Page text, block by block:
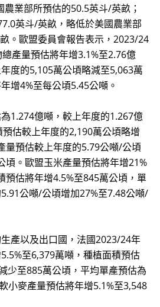
業部所預估的50.5英斗/英畝；
英斗/英畝，略低於美國農業部
。歐盟委員會報告表示，2023/24
產量預估將年增3.1%至2.76億
度的5,105萬公頃略減至5,063萬
增4%至每公頃5.45公噸。
1.274億噸，較上年度的1.267億
估較上年度的2,190萬公頃略增
量預估較上年度的5.79公噸/公頃
頃。歐盟玉米產量預估將年增21%
預估將年增4.5%至845萬公頃，單
公噸/公頃增加27%至7.48公噸/
產以及出口國，法國2023/24年
至6,379萬噸，種植面積預估
少至885萬公頃，平均單產預估為
小麥產量預估將年增5.1%至3,548